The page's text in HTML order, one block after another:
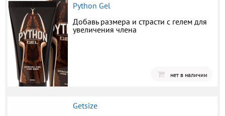
Python Gel
Добавь размера и страсти с гелем для
увеличения члена
нет в наличии
Getsize